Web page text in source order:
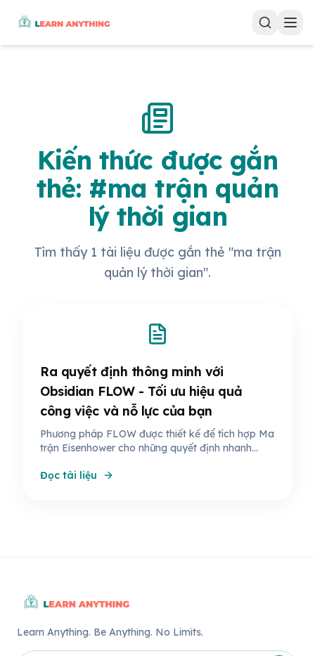
Kiến thức được gắn
thẻ: #ma trận quản
lý thời gian
Tìm thấy 1 tài liệu được gắn thẻ "ma trận
quản lý thời gian".
Ra quyết định thông minh với
Obsidian FLOW - Tối ưu hiệu quả
công việc và nỗ lực của bạn
Phương pháp FLOW được thiết kế để tích hợp Ma
trận Eisenhower cho những quyết định nhanh
(khi cần) thông qua thông tin ghi chú.
Đọc tài liệu
Learn Anything. Be Anything. No Limits.